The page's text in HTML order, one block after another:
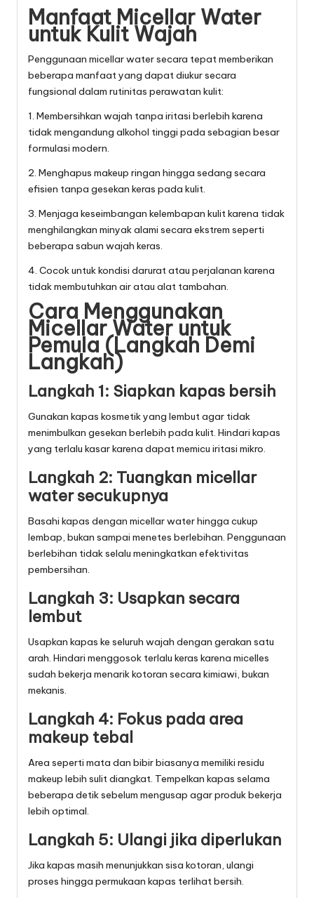
Manfaat Micellar Water
untuk Kulit Wajah
Penggunaan micellar water secara tepat memberikan
beberapa manfaat yang dapat diukur secara
fungsional dalam rutinitas perawatan kulit:
1. Membersihkan wajah tanpa iritasi berlebih karena
tidak mengandung alkohol tinggi pada sebagian besar
formulasi modern.
2. Menghapus makeup ringan hingga sedang secara
efisien tanpa gesekan keras pada kulit.
3. Menjaga keseimbangan kelembapan kulit karena tidak
menghilangkan minyak alami secara ekstrem seperti
beberapa sabun wajah keras.
4. Cocok untuk kondisi darurat atau perjalanan karena
tidak membutuhkan air atau alat tambahan.
Cara Menggunakan
Micellar Water untuk
Pemula (Langkah Demi
Langkah)
Langkah 1: Siapkan kapas bersih
Gunakan kapas kosmetik yang lembut agar tidak
menimbulkan gesekan berlebih pada kulit. Hindari kapas
yang terlalu kasar karena dapat memicu iritasi mikro.
Langkah 2: Tuangkan micellar
water secukupnya
Basahi kapas dengan micellar water hingga cukup
lembap, bukan sampai menetes berlebihan. Penggunaan
berlebihan tidak selalu meningkatkan efektivitas
pembersihan.
Langkah 3: Usapkan secara
lembut
Usapkan kapas ke seluruh wajah dengan gerakan satu
arah. Hindari menggosok terlalu keras karena micelles
sudah bekerja menarik kotoran secara kimiawi, bukan
mekanis.
Langkah 4: Fokus pada area
makeup tebal
Area seperti mata dan bibir biasanya memiliki residu
makeup lebih sulit diangkat. Tempelkan kapas selama
beberapa detik sebelum mengusap agar produk bekerja
lebih optimal.
Langkah 5: Ulangi jika diperlukan
Jika kapas masih menunjukkan sisa kotoran, ulangi
proses hingga permukaan kapas terlihat bersih.